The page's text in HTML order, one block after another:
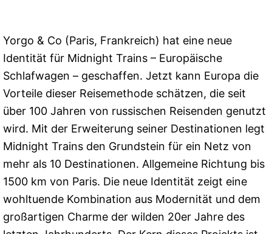
Yorgo & Co (Paris, Frankreich) hat eine neue
Identität für Midnight Trains – Europäische
Schlafwagen – geschaffen. Jetzt kann Europa die
Vorteile dieser Reisemethode schätzen, die seit
über 100 Jahren von russischen Reisenden genutzt
wird. Mit der Erweiterung seiner Destinationen legt
Midnight Trains den Grundstein für ein Netz von
mehr als 10 Destinationen. Allgemeine Richtung bis
1500 km von Paris. Die neue Identität zeigt eine
wohltuende Kombination aus Modernität und dem
großartigen Charme der wilden 20er Jahre des